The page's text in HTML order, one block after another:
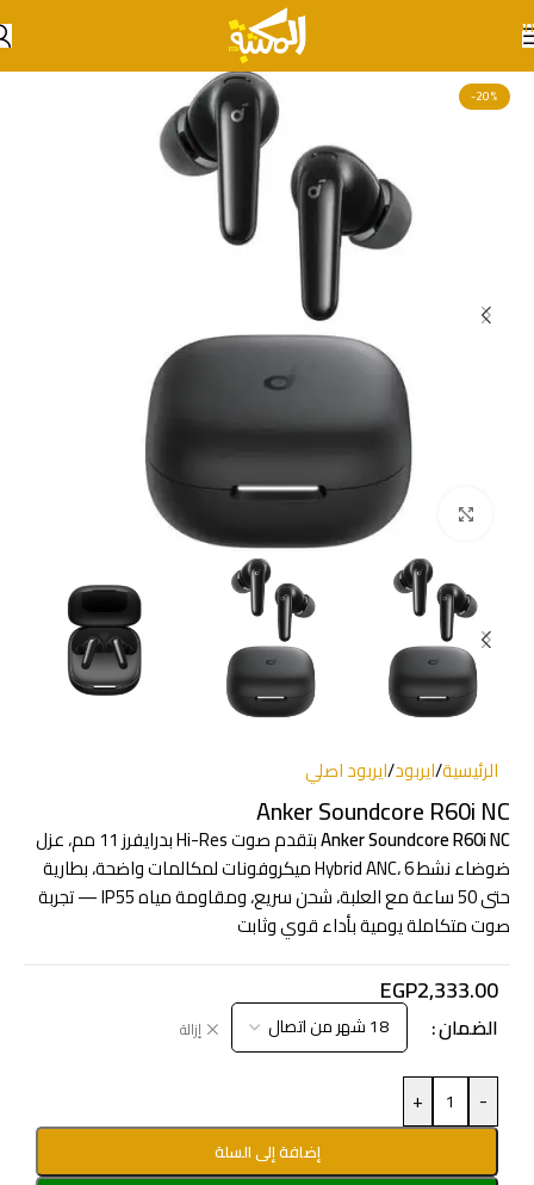
Skip to navigation
Skip to main content
-20%
انقر للتكبير
الرئيسية/ايربود/ايربود اصلي
Anker Soundcore R60i NC
Anker Soundcore R60i NC
بتقدم صوت Hi-Res بدرايفرز 11 مم، عزل
ضوضاء نشط Hybrid ANC، 6 ميكروفونات لمكالمات واضحة، بطارية
حتى 50 ساعة مع العلبة، شحن سريع، ومقاومة مياه IP55 — تجربة
صوت متكاملة يومية بأداء قوي وثابت
EGP2,333.00
الضمان إزالة
-
+
إضافة إلى السلة